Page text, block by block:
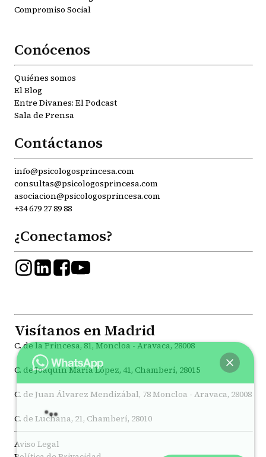
Compromiso Social
Conócenos
Quiénes somos
El Blog
Entre Divanes: El Podcast
Sala de Prensa
Contáctanos
info@psicologosprincesa.com
consultas@psicologosprincesa.com
asociacion@psicologosprincesa.com
+34 679 27 89 88
¿Conectamos?
Visítanos en Madrid
C. de la Princesa, 81, Moncloa - Aravaca, 28008
C. de Joaquín María López, 41, Chamberí, 28015
C. de Juan Álvarez Mendizábal, 78 Moncloa - Aravaca, 28008
C. de Luchana, 21, Chamberí, 28010
Aviso Legal
Hey, bienvenido a